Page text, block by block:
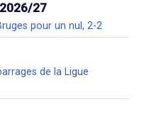
2026/27
pour un nul, 2-2
de la Ligue